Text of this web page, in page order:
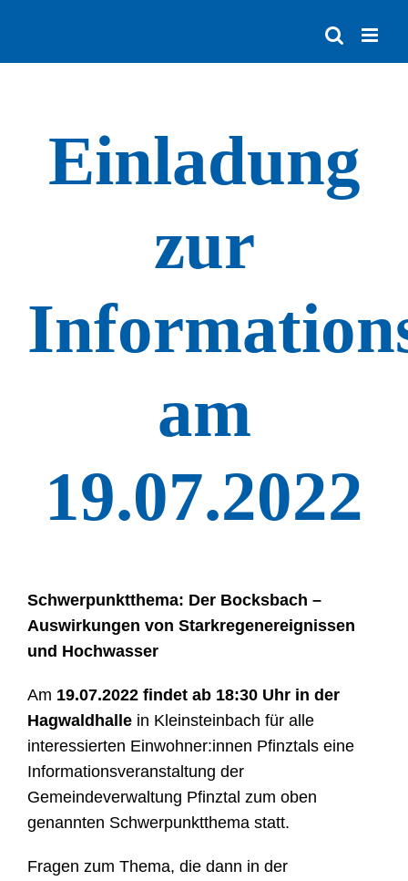
springen
Einladung
zur
am
19.07.2022
Schwerpunktthema: Der Bocksbach –
Auswirkungen von Starkregenereignissen
und Hochwasser
Am 19.07.2022 findet ab 18:30 Uhr in der
Hagwaldhalle in Kleinsteinbach für alle
interessierten Einwohner:innen Pfinztals eine
Informationsveranstaltung der
Gemeindeverwaltung Pfinztal zum oben
genannten Schwerpunktthema statt.
Fragen zum Thema, die dann in der